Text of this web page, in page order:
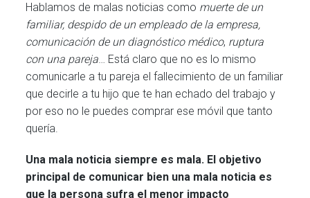
Hablamos de malas noticias como muerte de un
familiar, despido de un empleado de la empresa,
comunicación de un diagnóstico médico, ruptura
con una pareja… Está claro que no es lo mismo
comunicarle a tu pareja el fallecimiento de un familiar
que decirle a tu hijo que te han echado del trabajo y
por eso no le puedes comprar ese móvil que tanto
quería.
Una mala noticia siempre es mala. El objetivo
principal de comunicar bien una mala noticia es
que la persona sufra el menor impacto